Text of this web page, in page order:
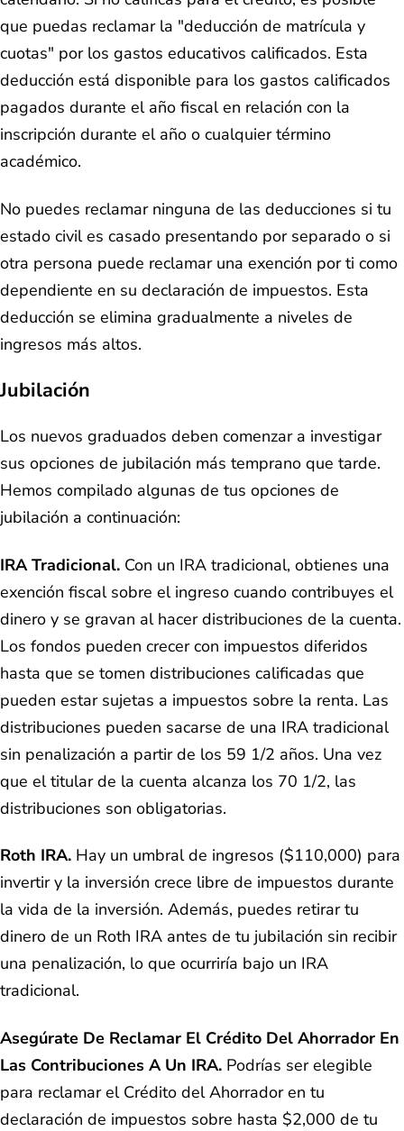
que puedas reclamar la "deducción de matrícula y
cuotas" por los gastos educativos calificados. Esta
deducción está disponible para los gastos calificados
pagados durante el año fiscal en relación con la
inscripción durante el año o cualquier término
académico.
No puedes reclamar ninguna de las deducciones si tu
estado civil es casado presentando por separado o si
otra persona puede reclamar una exención por ti como
dependiente en su declaración de impuestos. Esta
deducción se elimina gradualmente a niveles de
ingresos más altos.
Jubilación
Los nuevos graduados deben comenzar a investigar
sus opciones de jubilación más temprano que tarde.
Hemos compilado algunas de tus opciones de
jubilación a continuación:
IRA Tradicional. Con un IRA tradicional, obtienes una
exención fiscal sobre el ingreso cuando contribuyes el
dinero y se gravan al hacer distribuciones de la cuenta.
Los fondos pueden crecer con impuestos diferidos
hasta que se tomen distribuciones calificadas que
pueden estar sujetas a impuestos sobre la renta. Las
distribuciones pueden sacarse de una IRA tradicional
sin penalización a partir de los 59 1/2 años. Una vez
que el titular de la cuenta alcanza los 70 1/2, las
distribuciones son obligatorias.
Roth IRA. Hay un umbral de ingresos ($110,000) para
invertir y la inversión crece libre de impuestos durante
la vida de la inversión. Además, puedes retirar tu
dinero de un Roth IRA antes de tu jubilación sin recibir
una penalización, lo que ocurriría bajo un IRA
tradicional.
Asegúrate De Reclamar El Crédito Del Ahorrador En
Las Contribuciones A Un IRA. Podrías ser elegible
para reclamar el Crédito del Ahorrador en tu
declaración de impuestos sobre hasta $2,000 de tu